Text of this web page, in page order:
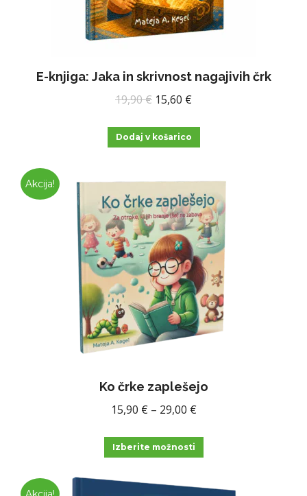
E-knjiga: Jaka in skrivnost nagajivih črk
19,90€ Izvirna
je
15,60 €
Dodaj v košarico
Akcija!
Ko črke zaplešejo
15,90 € – 29,00 €Cenovni
do
Izberite možnosti
ima